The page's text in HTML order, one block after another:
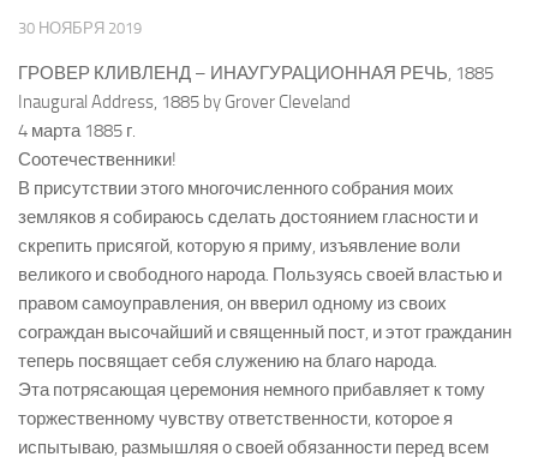
30 НОЯБРЯ 2019
ГРОВЕР КЛИВЛЕНД – ИНАУГУРАЦИОННАЯ РЕЧЬ, 1885
Inaugural Address, 1885 by Grover Cleveland
4 марта 1885 г.
Соотечественники!
В присутствии этого многочисленного собрания моих
земляков я собираюсь сделать достоянием гласности и
скрепить присягой, которую я приму, изъявление воли
великого и свободного народа. Пользуясь своей властью и
правом самоуправления, он вверил одному из своих
сограждан высочайший и священный пост, и этот гражданин
теперь посвящает себя служению на благо народа.
Эта потрясающая церемония немного прибавляет к тому
торжественному чувству ответственности, которое я
испытываю, размышляя о своей обязанности перед всем